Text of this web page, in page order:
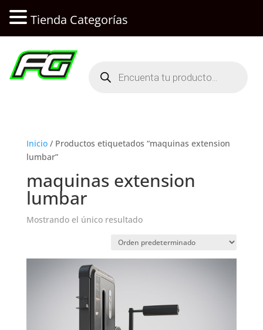
productos
Inicio/ Productos etiquetados “maquinas extension
lumbar”
maquinas extension
lumbar
Mostrando el único resultado
Tienda Categorías